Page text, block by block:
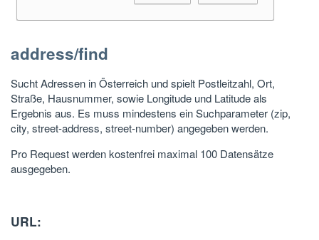
address/find
Sucht Adressen in Österreich und spielt Postleitzahl, Ort,
Straße, Hausnummer, sowie Longitude und Latitude als
Ergebnis aus. Es muss mindestens ein Suchparameter (zip,
city, street-address, street-number) angegeben werden.
Pro Request werden kostenfrei maximal 100 Datensätze
ausgegeben.
URL: